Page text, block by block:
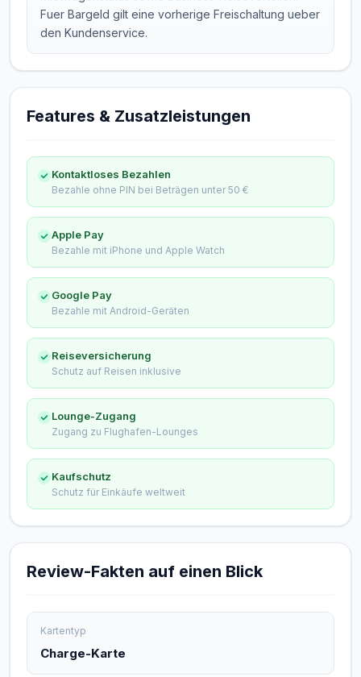
Fuer Bargeld gilt eine vorherige Freischaltung ueber
den Kundenservice.
Features & Zusatzleistungen
Kontaktloses Bezahlen
Bezahle ohne PIN bei Beträgen unter 50 €
Apple Pay
Bezahle mit iPhone und Apple Watch
Google Pay
Bezahle mit Android-Geräten
Reiseversicherung
Schutz auf Reisen inklusive
Lounge-Zugang
Zugang zu Flughafen-Lounges
Kaufschutz
Schutz für Einkäufe weltweit
Review-Fakten auf einen Blick
Kartentyp
Charge-Karte